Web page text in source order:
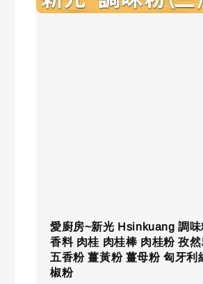
愛廚房~新光 Hsinkuang 調味
香料 肉桂 肉桂棒 肉桂粉 孜
五香粉 薑黃粉 薑母粉 匈牙利
椒粉